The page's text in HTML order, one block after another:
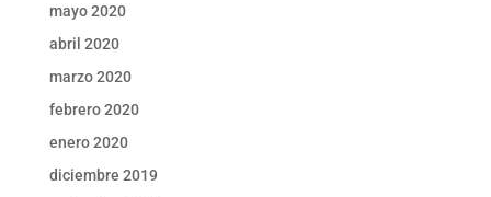
mayo 2020
abril 2020
marzo 2020
febrero 2020
enero 2020
diciembre 2019